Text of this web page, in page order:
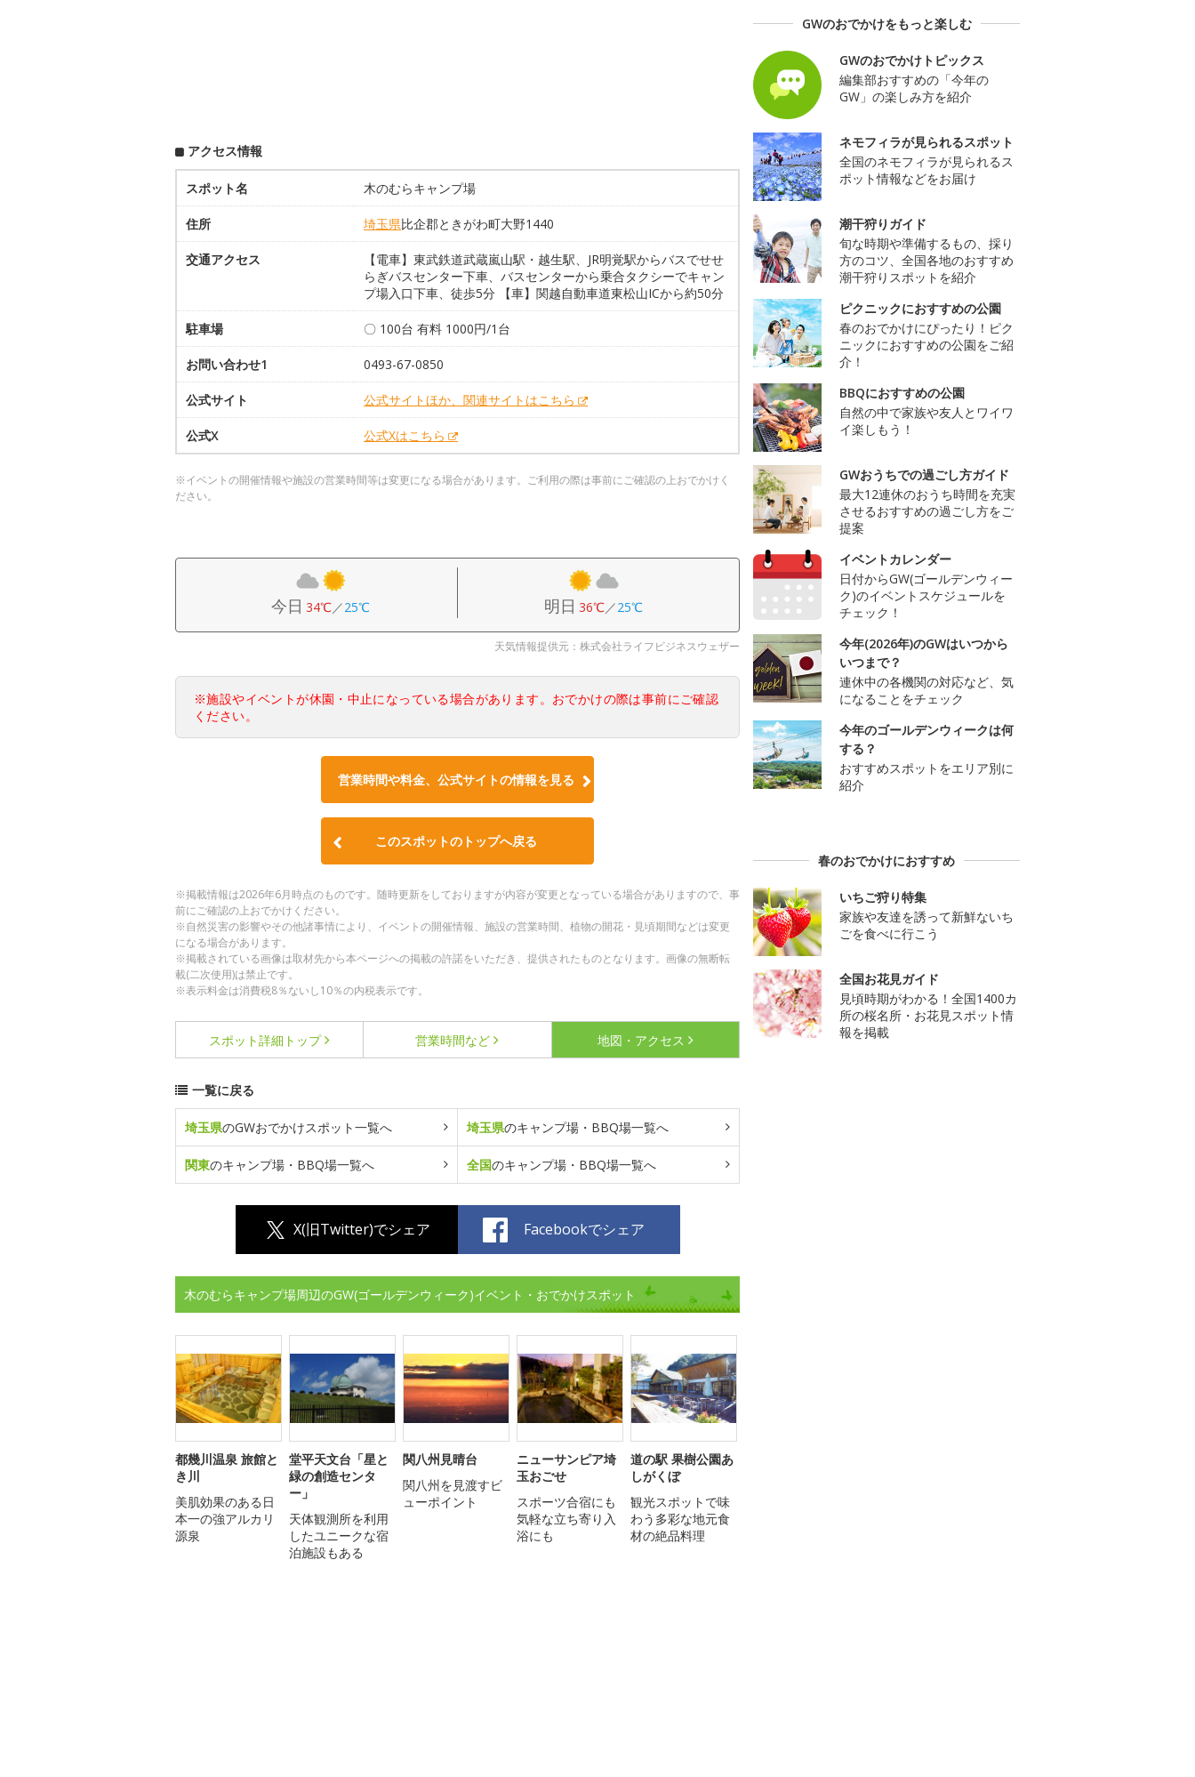
アクセス情報
スポット名 木のむらキャンプ場
住所 埼玉県比企郡ときがわ町大野1440
交通アクセス
【電車】東武鉄道武蔵嵐山駅・越生駅、JR明覚駅からバスでせせ
らぎバスセンター下車、バスセンターから乗合タクシーでキャン
プ場入口下車、徒歩5分 【車】関越自動車道東松山ICから約50分
駐車場 〇 100台 有料 1000円/1台
お問い合わせ1 0493-67-0850
公式サイト 公式サイトほか、関連サイトはこちら
公式X 公式Xはこちら
※イベントの開催情報や施設の営業時間等は変更になる場合があります。ご利用の際は事前にご確認の上おでかけく
ださい。
今日 34℃／25℃ 明日 36℃／25℃
天気情報提供元：株式会社ライフビジネスウェザー
※施設やイベントが休園・中止になっている場合があります。おでかけの際は事前にご確認
ください。
営業時間や料金、公式サイトの情報を見る
このスポットのトップへ戻る
※掲載情報は2026年6月時点のものです。随時更新をしておりますが内容が変更となっている場合がありますので、事
前にご確認の上おでかけください。
※自然災害の影響やその他諸事情により、イベントの開催情報、施設の営業時間、植物の開花・見頃期間などは変更
になる場合があります。
※掲載されている画像は取材先から本ページへの掲載の許諾をいただき、提供されたものとなります。画像の無断転
載(二次使用)は禁止です。
※表示料金は消費税8％ないし10％の内税表示です。
スポット詳細 トップ 営業時間など 地図・アクセス
一覧に戻る
埼玉県のGWおでかけスポット一覧へ 埼玉県のキャンプ場・BBQ場一覧へ
関東のキャンプ場・BBQ場一覧へ 全国のキャンプ場・BBQ場一覧へ
X(旧Twitter)でシェア Facebookでシェア
木のむらキャンプ場周辺のGW(ゴールデンウィーク)イベント・おでかけスポット
都幾川温泉 旅館と
き川
美肌効果のある日
本一の強アルカリ
源泉
堂平天文台「星と
緑の創造センタ
ー」
天体観測所を利用
したユニークな宿
泊施設もある
関八州見晴台
関八州を見渡すビ
ューポイント
ニューサンピア埼
玉おごせ
スポーツ合宿にも
気軽な立ち寄り入
浴にも
道の駅 果樹公園あ
しがくぼ
観光スポットで味
わう多彩な地元食
材の絶品料理
GWのおでかけをもっと楽しむ
GWのおでかけトピックス
編集部おすすめの「今年の
GW」の楽しみ方を紹介
ネモフィラが見られるスポット
全国のネモフィラが見られるス
ポット情報などをお届け
潮干狩りガイド
旬な時期や準備するもの、採り
方のコツ、全国各地のおすすめ
潮干狩りスポットを紹介
ピクニックにおすすめの公園
春のおでかけにぴったり！ピク
ニックにおすすめの公園をご紹
介！
BBQにおすすめの公園
自然の中で家族や友人とワイワ
イ楽しもう！
GWおうちでの過ごし方ガイド
最大12連休のおうち時間を充実
させるおすすめの過ごし方をご
提案
イベントカレンダー
日付からGW(ゴールデンウィー
ク)のイベントスケジュールを
チェック！
今年(2026年)のGWはいつから
いつまで？
連休中の各機関の対応など、気
になることをチェック
今年のゴールデンウィークは何
する？
おすすめスポットをエリア別に
紹介
春のおでかけにおすすめ
いちご狩り特集
家族や友達を誘って新鮮ないち
ごを食べに行こう
全国お花見ガイド
見頃時期がわかる！全国1400カ
所の桜名所・お花見スポット情
報を掲載